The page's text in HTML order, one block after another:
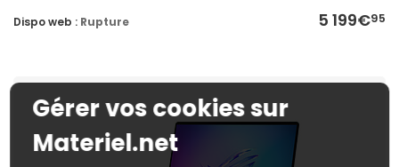
5 199€95
Dispo web : Rupture
Gérer vos cookies sur
Materiel.net